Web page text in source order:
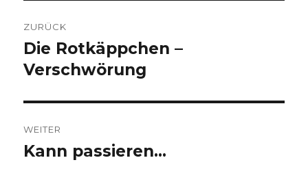
ZURÜCK
Vorheriger
Beitrag:
Die Rotkäppchen –
Verschwörung
WEITER
Nächster
Kann passieren…